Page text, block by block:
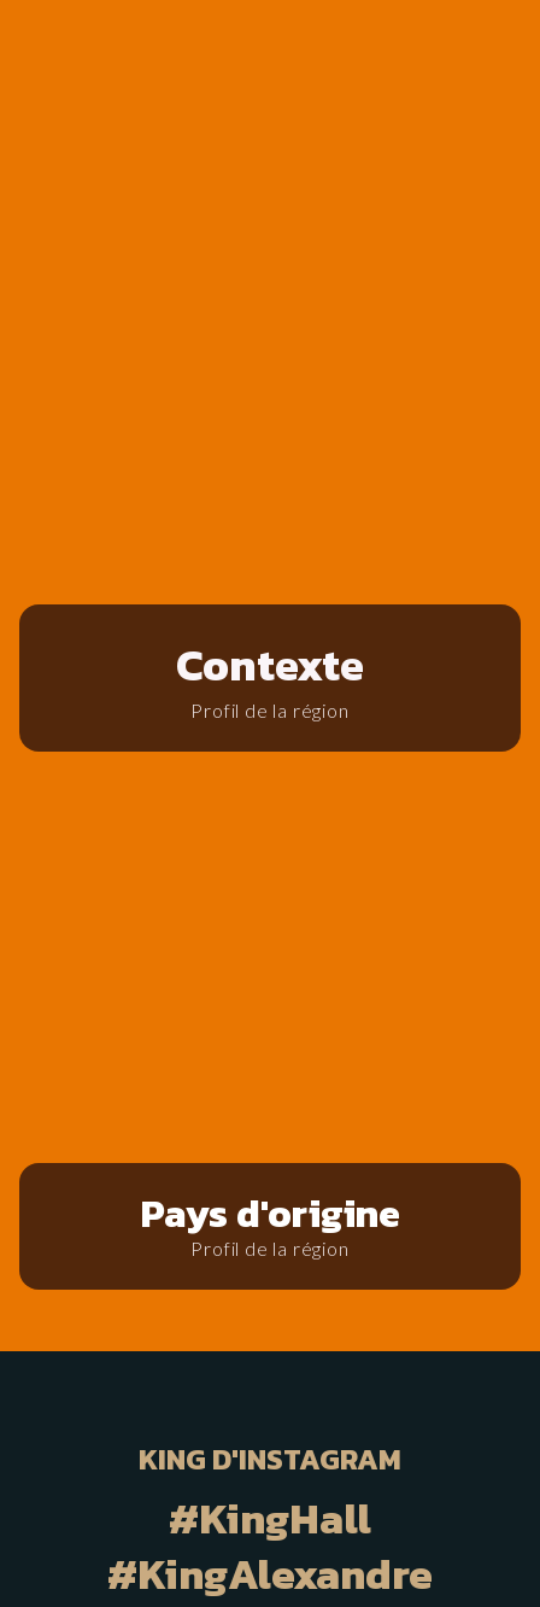
Pays d'origine
Profil de la région
Contexte
Profil de la région
KING D'INSTAGRAM
#KingHall
#KingAlexandre